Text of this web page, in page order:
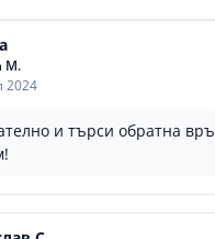
М.
2024
и търси обратна